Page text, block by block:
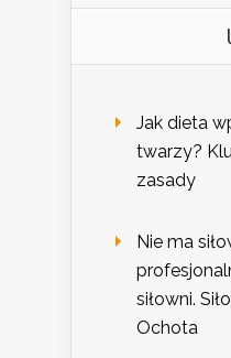
Jak dieta
twarzy?
zasady
Nie ma
siłowni.
Ochota